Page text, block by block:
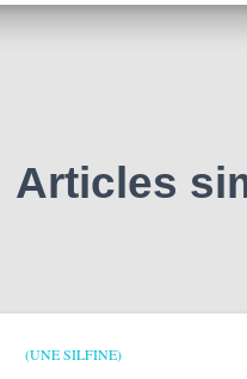
Articles
(UNE SILFINE)